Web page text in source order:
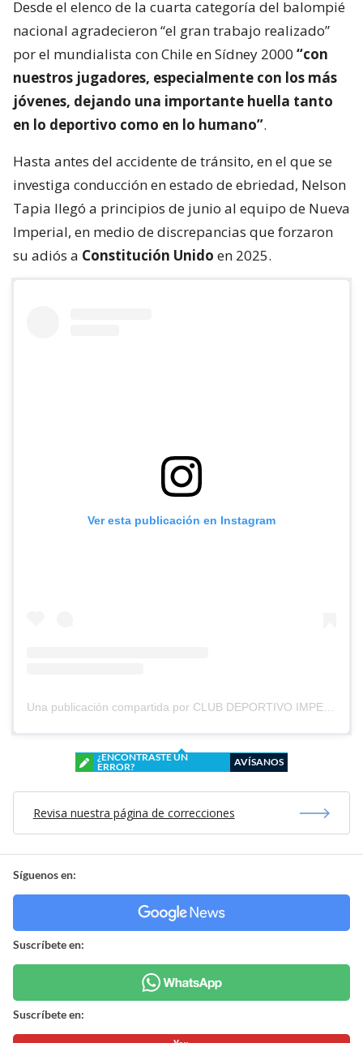
Desde el elenco de la cuarta categoría del balompié
nacional agradecieron “el gran trabajo realizado”
por el mundialista con Chile en Sídney 2000 “con
nuestros jugadores, especialmente con los más
jóvenes, dejando una importante huella tanto
en lo deportivo como en lo humano”.
Hasta antes del accidente de tránsito, en el que se
investiga conducción en estado de ebriedad, Nelson
Tapia llegó a principios de junio al equipo de Nueva
Imperial, en medio de discrepancias que forzaron
su adiós a Constitución Unido en 2025.
Ver esta publicación en Instagram
Una publicación compartida por CLUB DEPORTIVO IMPERIAL UNIDO (@cd_imperial_unido)
¿ENCONTRASTE UN
ERROR?
AVÍSANOS
Revisa nuestra página de correcciones
Síguenos en:
Suscríbete en:
Suscríbete en: